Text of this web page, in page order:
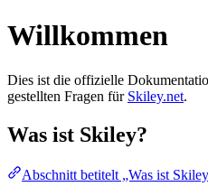
Willkommen
Dies ist die offizielle
gestellten Fragen für Skiley.net.
Was ist Skiley?
Abschnitt betitelt „Was ist